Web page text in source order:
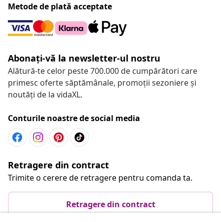
Metode de plată acceptate
Abonați-vă la newsletter-ul nostru
Alătură-te celor peste 700.000 de cumpărători care
primesc oferte săptămânale, promoții sezoniere și
noutăți de la vidaXL.
Conturile noastre de social media
Retragere din contract
Trimite o cerere de retragere pentru comanda ta.
Retragere din contract